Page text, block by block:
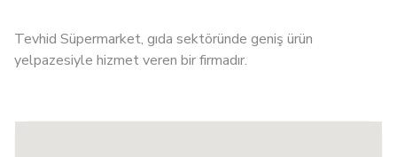
Tevhid Süpermarket, gıda sektöründe geniş ürün
yelpazesiyle hizmet veren bir firmadır.